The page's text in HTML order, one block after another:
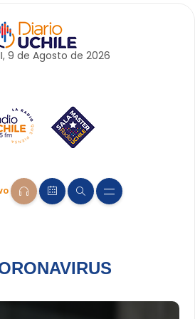
9 de Agosto de 2026